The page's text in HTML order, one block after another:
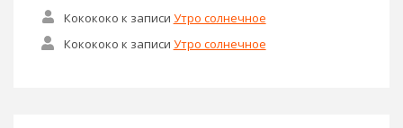
Кокококо к записи Утро солнечное
Кокококо к записи Утро солнечное